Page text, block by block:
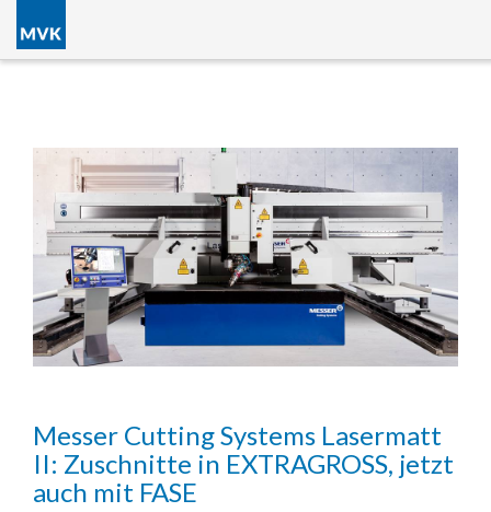
Messer Cutting Systems Lasermatt
II: Zuschnitte in EXTRAGROSS, jetzt
auch mit FASE